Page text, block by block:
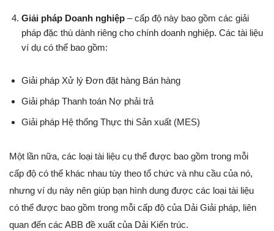
Giải pháp Doanh nghiệp – cấp độ này bao gồm các giải
pháp đặc thù dành riêng cho chính doanh nghiệp. Các tài liệu
ví dụ có thể bao gồm:
Giải pháp Xử lý Đơn đặt hàng Bán hàng
Giải pháp Thanh toán Nợ phải trả
Giải pháp Hệ thống Thực thi Sản xuất (MES)
Một lần nữa, các loại tài liệu cụ thể được bao gồm trong mỗi
cấp độ có thể khác nhau tùy theo tổ chức và nhu cầu của nó,
nhưng ví dụ này nên giúp bạn hình dung được các loại tài liệu
có thể được bao gồm trong mỗi cấp độ của Dải Giải pháp, liên
quan đến các ABB đề xuất của Dải Kiến trúc.